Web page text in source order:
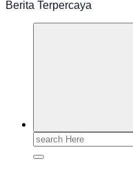
Berita Terpercaya
Search